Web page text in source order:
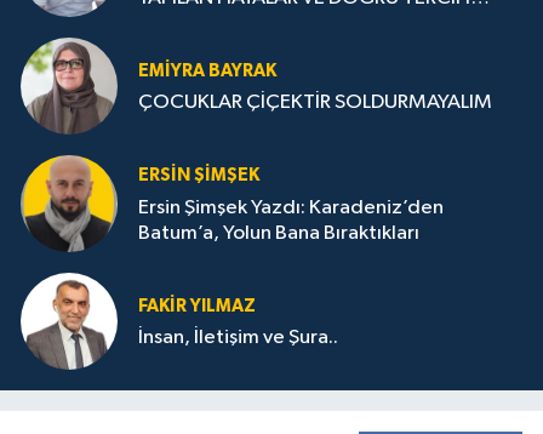
EMIYRA BAYRAK
ÇOCUKLAR ÇİÇEKTİR SOLDURMAYALIM
ERSIN ŞIMŞEK
Ersin Şimşek Yazdı: Karadeniz’den
Batum’a, Yolun Bana Bıraktıkları
FAKIR YILMAZ
İnsan, İletişim ve Şura..